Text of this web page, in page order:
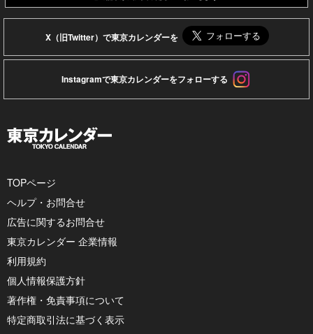
X（旧Twitter）で東京カレンダーを
Instagramで東京カレンダーをフォローする
TOPページ
ヘルプ・お問合せ
広告に関するお問合せ
東京カレンダー 企業情報
利用規約
個人情報保護方針
著作権・免責事項について
特定商取引法に基づく表示